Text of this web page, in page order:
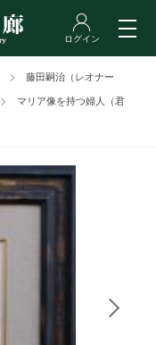
藤田嗣治（レオナー
マリア像を持つ婦人（君